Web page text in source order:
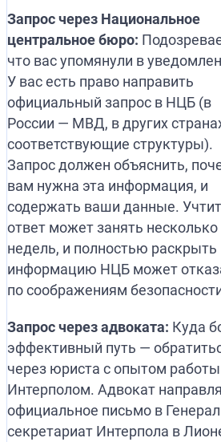
Запрос через Национальное
центральное бюро:
что вас упомянули в
У вас есть право направить
официальный запрос в НЦБ (в
России — МВД, в других
соответствующие структуры).
Запрос должен объяснить,
вам нужна эта информация, и
содержать ваши данные.
ответ может занять несколько
недель, и полностью раскрыть
информацию НЦБ может
по соображениям
Запрос через адвоката: Куда
эффективный путь —
через юриста с опытом
Интерполом. Адвокат
официальное письмо в
секретариат Интерпола в